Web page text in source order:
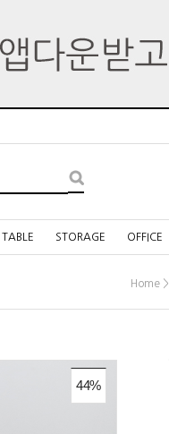
TABLE STORAGE OFFICE
Home >
44%